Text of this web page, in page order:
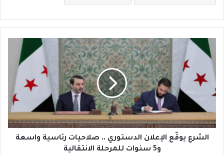
ش
ر
ع
ي
قّ
ع
الشرع يوقّع الإعلان الدستوري .. صلاحيات رئاسية واسعة
و5 سنوات للمرحلة الانتقالية